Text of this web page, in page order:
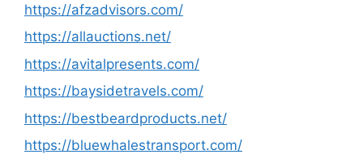
https://afzadvisors.com/
https://allauctions.net/
https://avitalpresents.com/
https://baysidetravels.com/
https://bestbeardproducts.net/
https://bluewhalestransport.com/